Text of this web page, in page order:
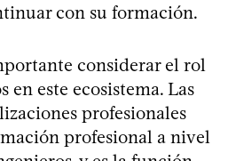
con su formación.
considerar el rol
en este ecosistema. Las
profesionales
profesional a nivel